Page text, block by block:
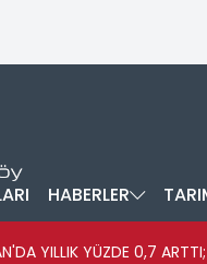
HABERLER
YILLIK YÜZDE 0,7